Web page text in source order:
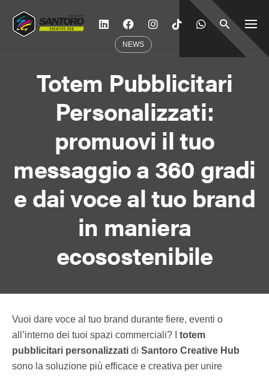
contenuto
NEWS
Totem Pubblicitari
Personalizzati:
promuovi il tuo
messaggio a 360 gradi
e dai voce al tuo brand
in maniera
ecosostenibile
Vuoi dare voce al tuo brand durante fiere, eventi o
all’interno dei tuoi spazi commerciali? I totem
pubblicitari personalizzati di Santoro Creative Hub
sono la soluzione più efficace e creativa per unire